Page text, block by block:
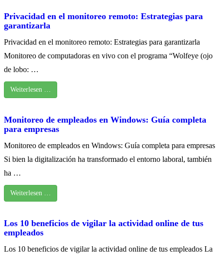
Privacidad en el monitoreo remoto: Estrategias para
garantizarla
Privacidad en el monitoreo remoto: Estrategias para garantizarla
Monitoreo de computadoras en vivo con el programa “Wolfeye (ojo
de lobo: …
Weiterlesen …
Monitoreo de empleados en Windows: Guía completa
para empresas
Monitoreo de empleados en Windows: Guía completa para empresas
Si bien la digitalización ha transformado el entorno laboral, también
ha …
Weiterlesen …
Los 10 beneficios de vigilar la actividad online de tus
empleados
Los 10 beneficios de vigilar la actividad online de tus empleados La